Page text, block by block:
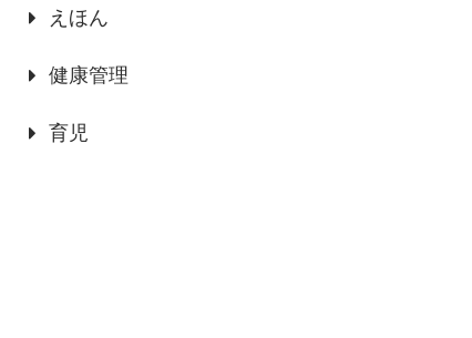
えほん
健康管理
育児